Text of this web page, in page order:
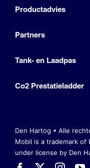
Productadvies
Partners
Tank- en Laadpas
Co2 Prestatieladder
Den Hartog • Alle
Mobil is a trademark of
under license by Den